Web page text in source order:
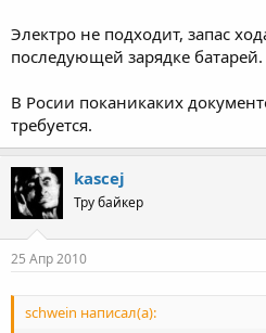
Электро не подходит, запас
последующей зарядке батарей.
В Росии поканикаких
требуется.
kascej
Тру байкер
25 Апр 2010
schwein написал(а):